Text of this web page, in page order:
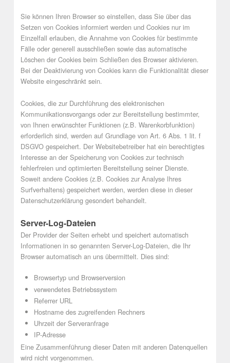
Sie können Ihren Browser so einstellen, dass Sie über das
Setzen von Cookies informiert werden und Cookies nur im
Einzelfall erlauben, die Annahme von Cookies für bestimmte
Fälle oder generell ausschließen sowie das automatische
Löschen der Cookies beim Schließen des Browser aktivieren.
Bei der Deaktivierung von Cookies kann die Funktionalität dieser
Website eingeschränkt sein.
Cookies, die zur Durchführung des elektronischen
Kommunikationsvorgangs oder zur Bereitstellung bestimmter,
von Ihnen erwünschter Funktionen (z.B. Warenkorbfunktion)
erforderlich sind, werden auf Grundlage von Art. 6 Abs. 1 lit. f
DSGVO gespeichert. Der Websitebetreiber hat ein berechtigtes
Interesse an der Speicherung von Cookies zur technisch
fehlerfreien und optimierten Bereitstellung seiner Dienste.
Soweit andere Cookies (z.B. Cookies zur Analyse Ihres
Surfverhaltens) gespeichert werden, werden diese in dieser
Datenschutzerklärung gesondert behandelt.
Server-Log-Dateien
Der Provider der Seiten erhebt und speichert automatisch
Informationen in so genannten Server-Log-Dateien, die Ihr
Browser automatisch an uns übermittelt. Dies sind:
Browsertyp und Browserversion
verwendetes Betriebssystem
Referrer URL
Hostname des zugreifenden Rechners
Uhrzeit der Serveranfrage
IP-Adresse
Eine Zusammenführung dieser Daten mit anderen Datenquellen
wird nicht vorgenommen.